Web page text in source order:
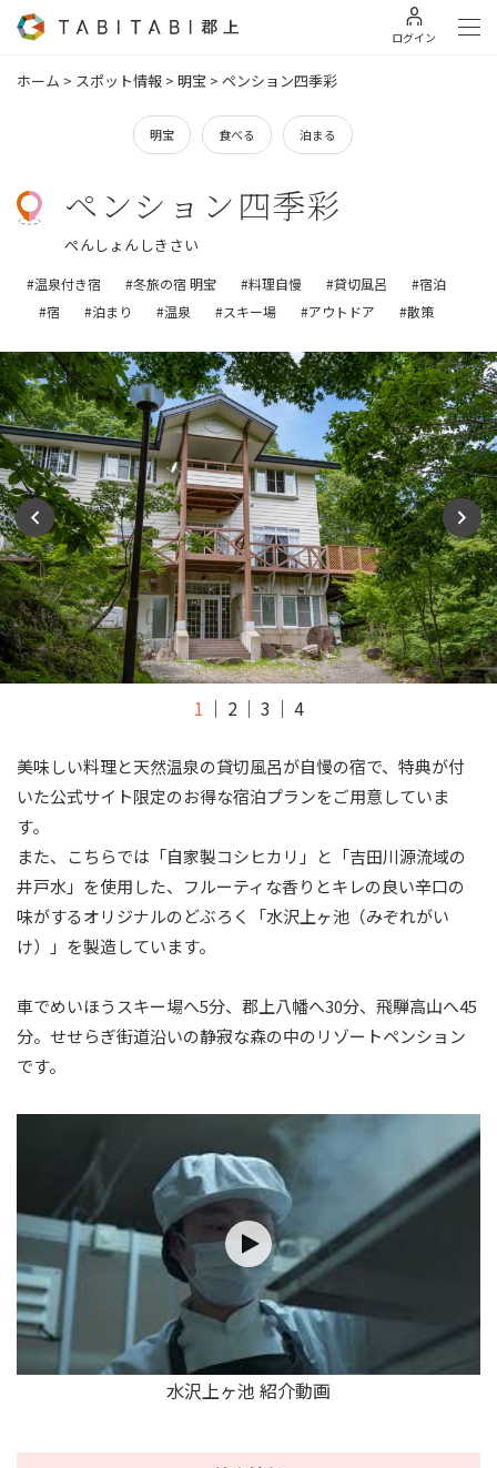
ログイン
ホーム > スポット情報 > 明宝 > ペンション四季彩
明宝 食べる 泊まる
ペンション四季彩
ぺんしょんしきさい
#温泉付き宿 #冬旅の宿 明宝 #料理自慢 #貸切風呂
#宿泊
#宿
#泊まり #温泉 #スキー場 #アウトドア #散策
1 2 3 4
美味しい料理と天然温泉の貸切風呂が自慢の宿で、特典が付
いた公式サイト限定のお得な宿泊プランをご用意していま
す。
また、こちらでは「自家製コシヒカリ」と「吉田川源流域の
井戸水」を使用した、フルーティな香りとキレの良い辛口の
味がするオリジナルのどぶろく「水沢上ヶ池（みぞれがい
け）」を製造しています。
車でめいほうスキー場へ5分、郡上八幡へ30分、飛騨高山へ45
分。せせらぎ街道沿いの静寂な森の中のリゾートペンション
です。
水沢上ヶ池 紹介動画